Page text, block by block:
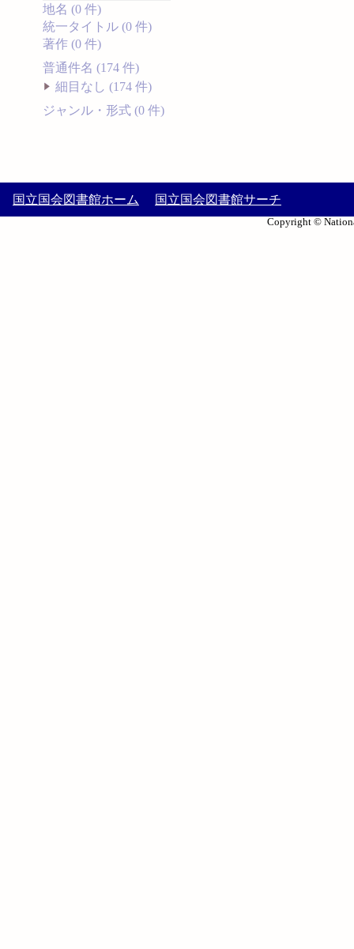
地名 (0 件)
統一タイトル (0 件)
著作 (0 件)
普通件名 (174 件)
細目なし (174 件)
ジャンル・形式 (0 件)
国立国会図書館ホーム 国立国会図書館サーチ
Copyright ©